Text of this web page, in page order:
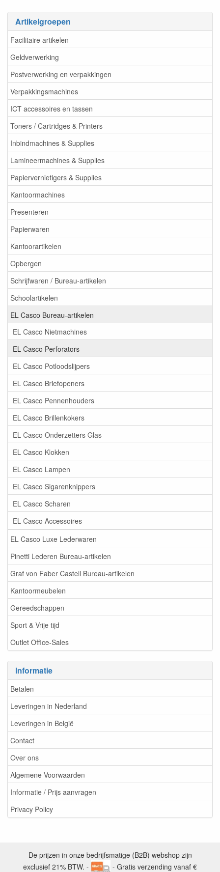
Artikelgroepen
Facilitaire artikelen
Geldverwerking
Postverwerking en verpakkingen
Verpakkingsmachines
ICT accessoires en tassen
Toners / Cartridges & Printers
Inbindmachines & Supplies
Lamineermachines & Supplies
Papiervernietigers & Supplies
Kantoormachines
Presenteren
Papierwaren
Kantoorartikelen
Opbergen
Schrijfwaren / Bureau-artikelen
Schoolartikelen
EL Casco Bureau-artikelen
EL Casco Nietmachines
EL Casco Perforators
EL Casco Potloodslijpers
EL Casco Briefopeners
EL Casco Pennenhouders
EL Casco Brillenkokers
EL Casco Onderzetters Glas
EL Casco Klokken
EL Casco Lampen
EL Casco Sigarenknippers
EL Casco Scharen
EL Casco Accessoires
EL Casco Luxe Lederwaren
Pinetti Lederen Bureau-artikelen
Graf von Faber Castell Bureau-artikelen
Kantoormeubelen
Gereedschappen
Sport & Vrije tijd
Outlet Office-Sales
Informatie
Betalen
Leveringen in Nederland
Leveringen in België
Contact
Over ons
Algemene Voorwaarden
Informatie / Prijs aanvragen
Privacy Policy
De prijzen in onze bedrijfsmatige (B2B) webshop zijn
exclusief 21% BTW. -
- Gratis verzending vanaf €